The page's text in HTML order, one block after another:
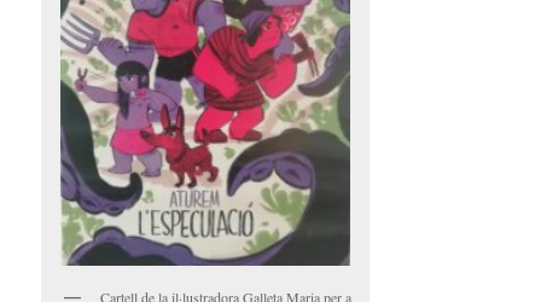
Cartell de la il·lustradora Galleta Maria per a